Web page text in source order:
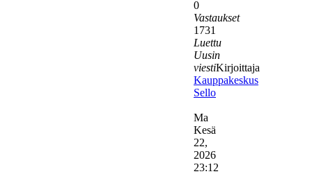
0
Vastaukset
1731
Luettu
Uusin
viestiKirjoittaja
Kauppakeskus
Sello
uusin
viesti
Ma
Kesä
22,
2026
23:12